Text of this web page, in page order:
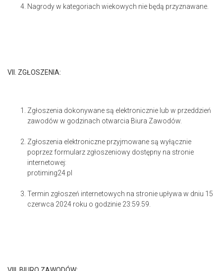
Nagrody w kategoriach wiekowych nie będą przyznawane.
VII. ZGŁOSZENIA:
Zgłoszenia dokonywane są elektronicznie lub w przeddzień
zawodów w godzinach otwarcia Biura Zawodów.
Zgłoszenia elektroniczne przyjmowane są wyłącznie
poprzez formularz zgłoszeniowy dostępny na stronie
internetowej:
protiming24.pl
Termin zgłoszeń internetowych na stronie upływa w dniu 15
czerwca 2024 roku o godzinie 23:59.59.